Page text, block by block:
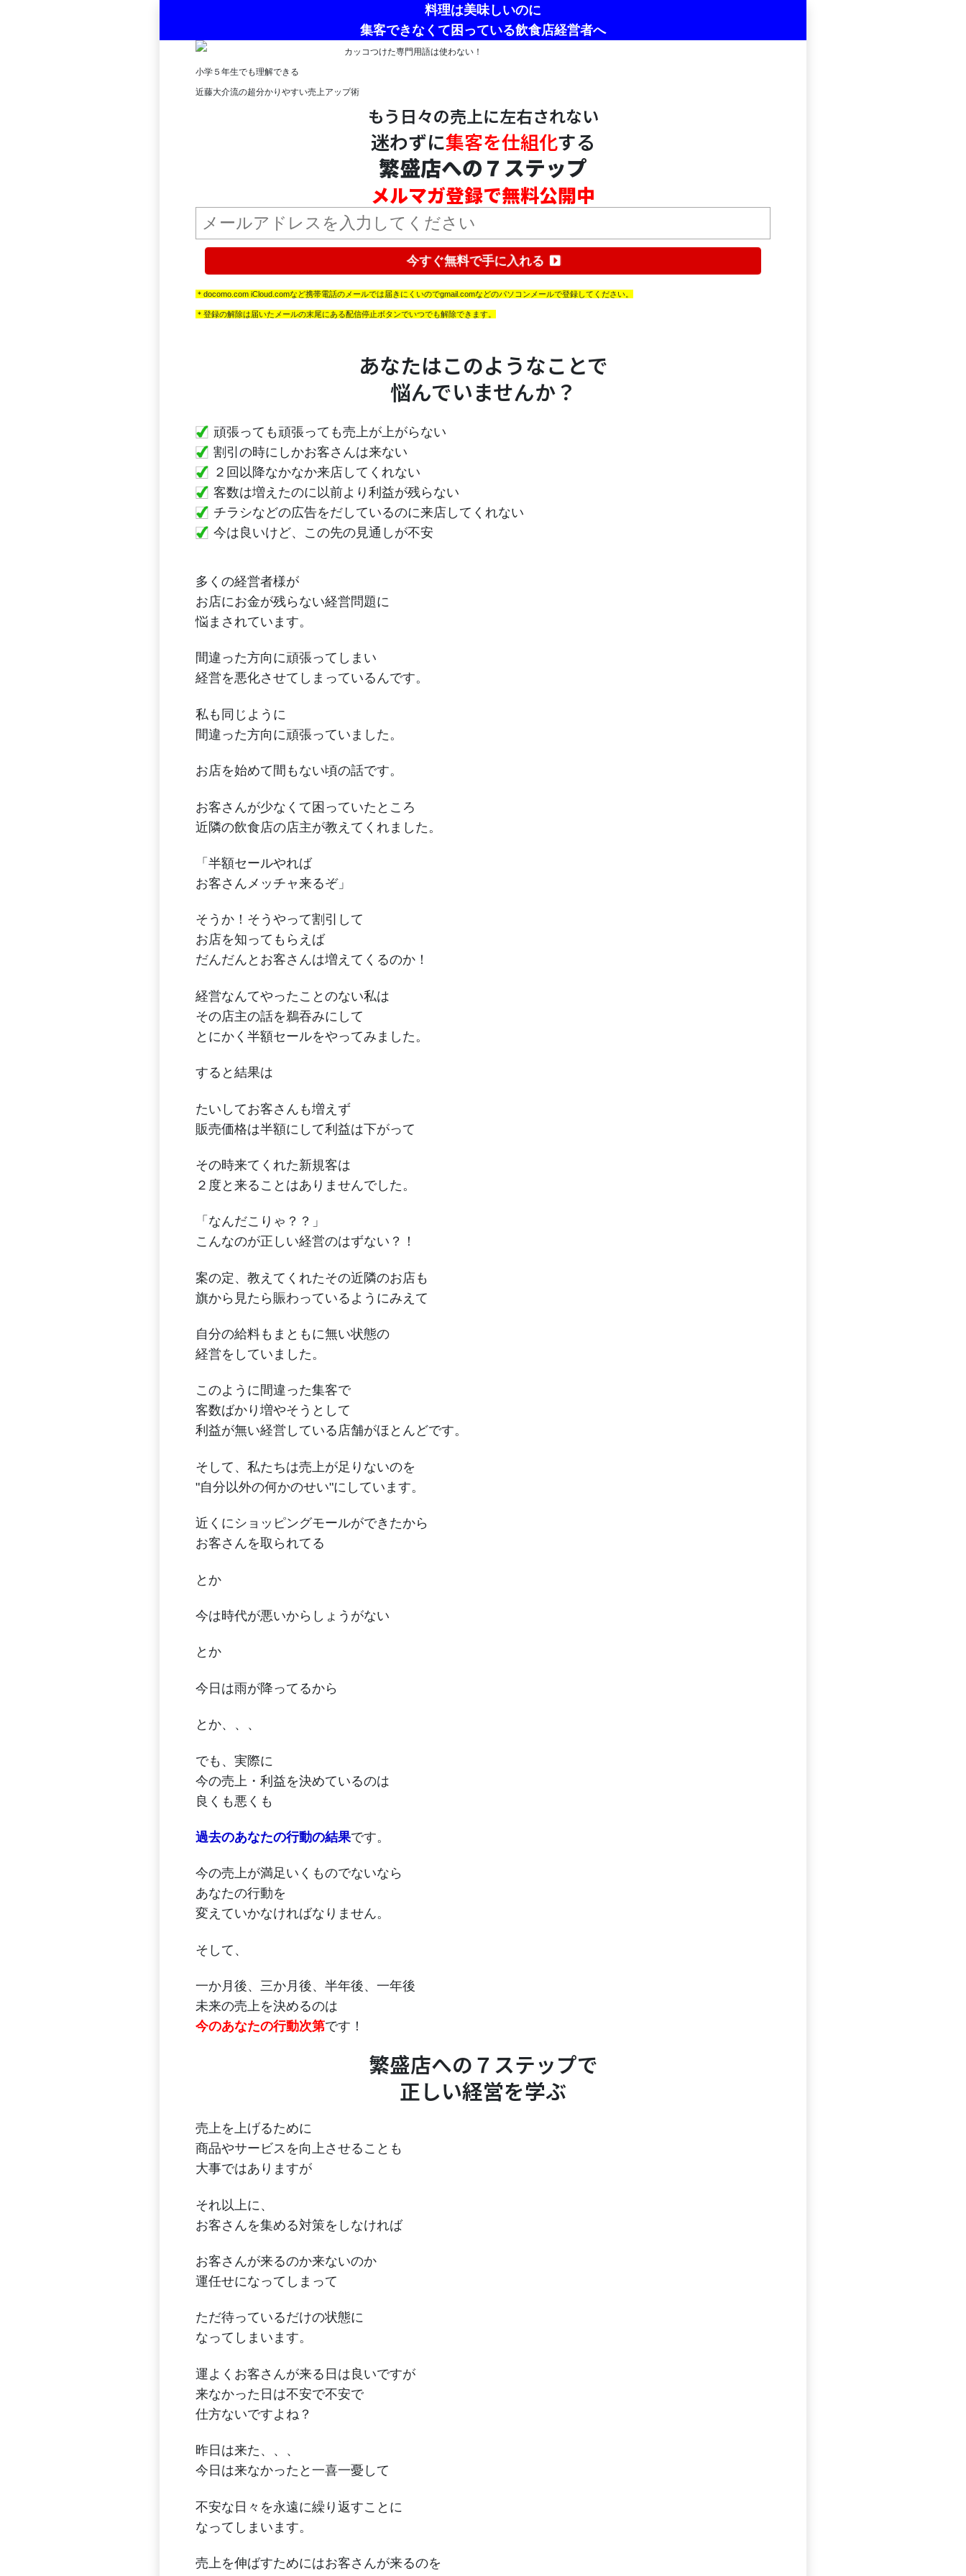
料理は美味しいのに
集客できなくて困っている飲食店経営者へ
カッコつけた専門用語は使わない！
小学５年生でも理解できる
近藤大介流の超分かりやすい売上アップ術
もう日々の売上に左右されない
迷わずに集客を仕組化する
繁盛店への７ステップ
メルマガ登録で無料公開中
今すぐ無料で手に入れる
＊docomo.com iCloud.comなど携帯電話のメールでは届きにくいのでgmail.comなどのパソコンメールで登録してください。
＊登録の解除は届いたメールの末尾にある配信停止ボタンでいつでも解除できます。
あなたはこのようなことで
悩んでいませんか？
頑張っても頑張っても売上が上がらない
割引の時にしかお客さんは来ない
２回以降なかなか来店してくれない
客数は増えたのに以前より利益が残らない
チラシなどの広告をだしているのに来店してくれない
今は良いけど、この先の見通しが不安
多くの経営者様が
お店にお金が残らない経営問題に
悩まされています。
間違った方向に頑張ってしまい
経営を悪化させてしまっているんです。
私も同じように
間違った方向に頑張っていました。
お店を始めて間もない頃の話です。
お客さんが少なくて困っていたところ
近隣の飲食店の店主が教えてくれました。
「半額セールやれば
お客さんメッチャ来るぞ」
そうか！そうやって割引して
お店を知ってもらえば
だんだんとお客さんは増えてくるのか！
経営なんてやったことのない私は
その店主の話を鵜吞みにして
とにかく半額セールをやってみました。
すると結果は
たいしてお客さんも増えず
販売価格は半額にして利益は下がって
その時来てくれた新規客は
２度と来ることはありませんでした。
「なんだこりゃ？？」
こんなのが正しい経営のはずない？！
案の定、教えてくれたその近隣のお店も
旗から見たら賑わっているようにみえて
自分の給料もまともに無い状態の
経営をしていました。
このように間違った集客で
客数ばかり増やそうとして
利益が無い経営している店舗がほとんどです。
そして、私たちは売上が足りないのを
"自分以外の何かのせい"にしています。
近くにショッピングモールができたから
お客さんを取られてる
とか
今は時代が悪いからしょうがない
とか
今日は雨が降ってるから
とか、、、
でも、実際に
今の売上・利益を決めているのは
良くも悪くも
過去のあなたの行動の結果です。
今の売上が満足いくものでないなら
あなたの行動を
変えていかなければなりません。
そして、
一か月後、三か月後、半年後、一年後
未来の売上を決めるのは
今のあなたの行動次第です！
繁盛店への７ステップで
正しい経営を学ぶ
売上を上げるために
商品やサービスを向上させることも
大事ではありますが
それ以上に、
お客さんを集める対策をしなければ
お客さんが来るのか来ないのか
運任せになってしまって
ただ待っているだけの状態に
なってしまいます。
運よくお客さんが来る日は良いですが
来なかった日は不安で不安で
仕方ないですよね？
昨日は来た、、、
今日は来なかったと一喜一憂して
不安な日々を永遠に繰り返すことに
なってしまいます。
売上を伸ばすためにはお客さんが来るのを